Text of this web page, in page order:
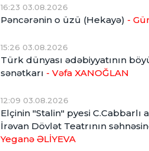
16:23 03.08.2026
Pəncərənin o üzü (Hekayə) -
15:26 03.08.2026
Türk dünyası ədəbiyyatının
sənətkarı - Vəfa XANOĞLAN
12:09 03.08.2026
Elçinin "Stalin" pyesi C.Cabbarlı
İrəvan Dövlət Teatrının
Yeganə ƏLİYEVA